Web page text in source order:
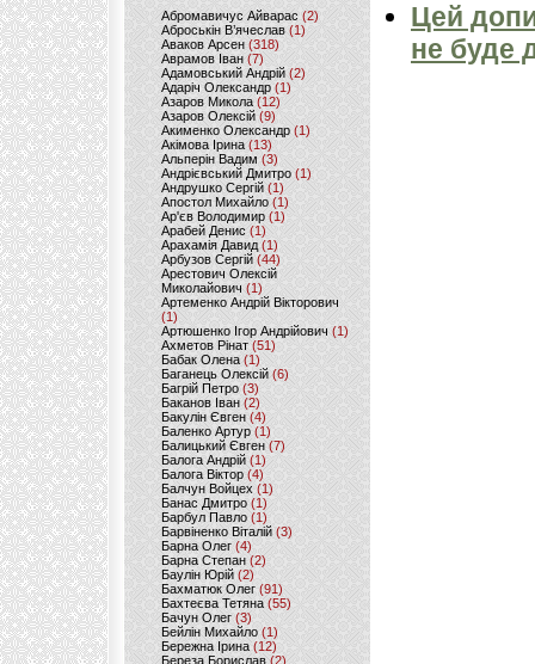
Абромавичус Айварас (2)
Аброськін В’ячеслав(1)
Аваков Арсен (318)
Аврамов Іван (7)
Адамовський Андрій(2)
Адаріч Олександр (1)
Азаров Микола (12)
Азаров Олексій (9)
Акименко Олександр(1)
Акімова Ірина(13)
Альперін Вадим (3)
Андрієвський Дмитро(1)
Андрушко Сергій(1)
Апостол Михайло(1)
Ар'єв Володимир (1)
Арабей Денис(1)
Арахамія Давид (1)
Арбузов Сергій (44)
Арестович Олексій
Миколайович(1)
Артеменко Андрій Вікторович
(1)
Артюшенко Ігор Андрійович(1)
Ахметов Рінат(51)
Бабак Олена(1)
Баганець Олексій(6)
Багрій Петро (3)
Баканов Іван(2)
Бакулін Євген (4)
Баленко Артур(1)
Балицький Євген(7)
Балога Андрій (1)
Балога Віктор (4)
Балчун Войцех (1)
Банас Дмитро (1)
Барбул Павло(1)
Барвіненко Віталій(3)
Барна Олег (4)
Барна Степан (2)
Баулін Юрій (2)
Бахматюк Олег (91)
Бахтеєва Тетяна(55)
Бачун Олег (3)
Бейлін Михайло (1)
Бережна Ірина(12)
Береза Борислав(2)
Цей
не буде